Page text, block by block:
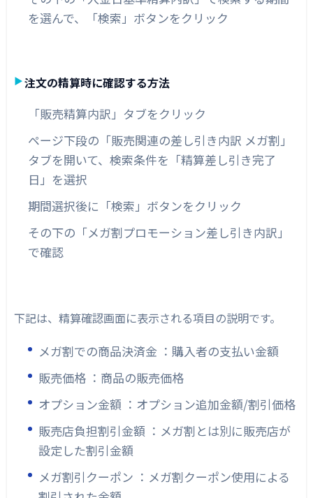
を選んで、「検索」ボタンをクリック
注文の精算時に確認する方法
「販売精算内訳」タブをクリック
ページ下段の「販売関連の差し引き内訳 メガ割」
タブを開いて、検索条件を「精算差し引き完了
日」を選択
期間選択後に「検索」ボタンをクリック
その下の「メガ割プロモーション差し引き内訳」
で確認
下記は、精算確認画面に表示される項目の説明です。
メガ割での商品決済金 ：購入者の支払い金額
販売価格 ：商品の販売価格
オプション金額 ：オプション追加金額/割引価格
販売店負担割引金額 ：メガ割とは別に販売店が
設定した割引金額
メガ割引クーポン ：メガ割クーポン使用による